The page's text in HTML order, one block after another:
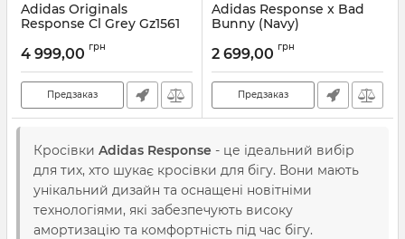
Adidas Originals
Response Cl Grey Gz1561
4 999,00 грн
Предзаказ
Adidas Response x Bad
Bunny (Navy)
2 699,00 грн
Предзаказ
Кросівки Adidas Response - це ідеальний вибір
для тих, хто шукає кросівки для бігу. Вони мають
унікальний дизайн та оснащені новітніми
технологіями, які забезпечують високу
амортизацію та комфортність під час бігу.